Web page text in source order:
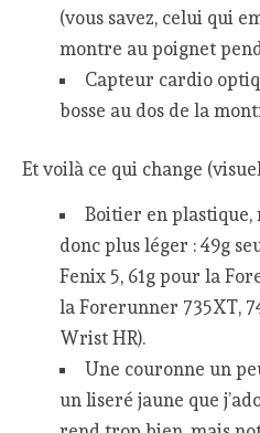
(vous savez, celui qui
montre au poignet
Capteur cardio
bosse au dos de la
Et voilà ce qui change
Boitier en plastique,
donc plus léger : 49g
Fenix 5, 61g pour la
la Forerunner 735XT,
Wrist HR).
Une couronne un
un liseré jaune que